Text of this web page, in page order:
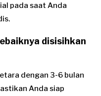
pada saat Anda
disisihkan
dengan 3-6 bulan
Anda siap